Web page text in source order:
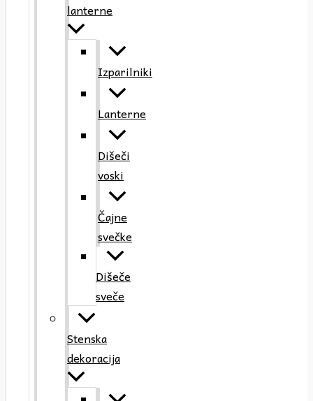
lanterne
Izparilniki
Lanterne
Dišeči
voski
Čajne
svečke
Dišeče
sveče
Stenska
dekoracija